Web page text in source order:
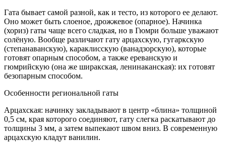
Гата бывает самой разной, как и тесто, из которого ее делают.
Оно может быть слоеное, дрожжевое (опарное). Начинка
(хориз) гаты чаще всего сладкая, но в Гюмри больше уважают
солёную. Вообще различают гату арцахскую, гугаркскую
(степанаванскую), караклисскую (ванадзорскую), которые
готовят опарным способом, а также ереванскую и
гюмрийскую (она же ширакская, ленинаканская): их готовят
безопарным способом.
Особенности региональной гаты
Арцахская: начинку закладывают в центр «блина» толщиной
0,5 см, края которого соединяют, гату слегка раскатывают до
толщины 3 мм, а затем выпекают швом вниз. В современную
арцахскую кладут ванилин.